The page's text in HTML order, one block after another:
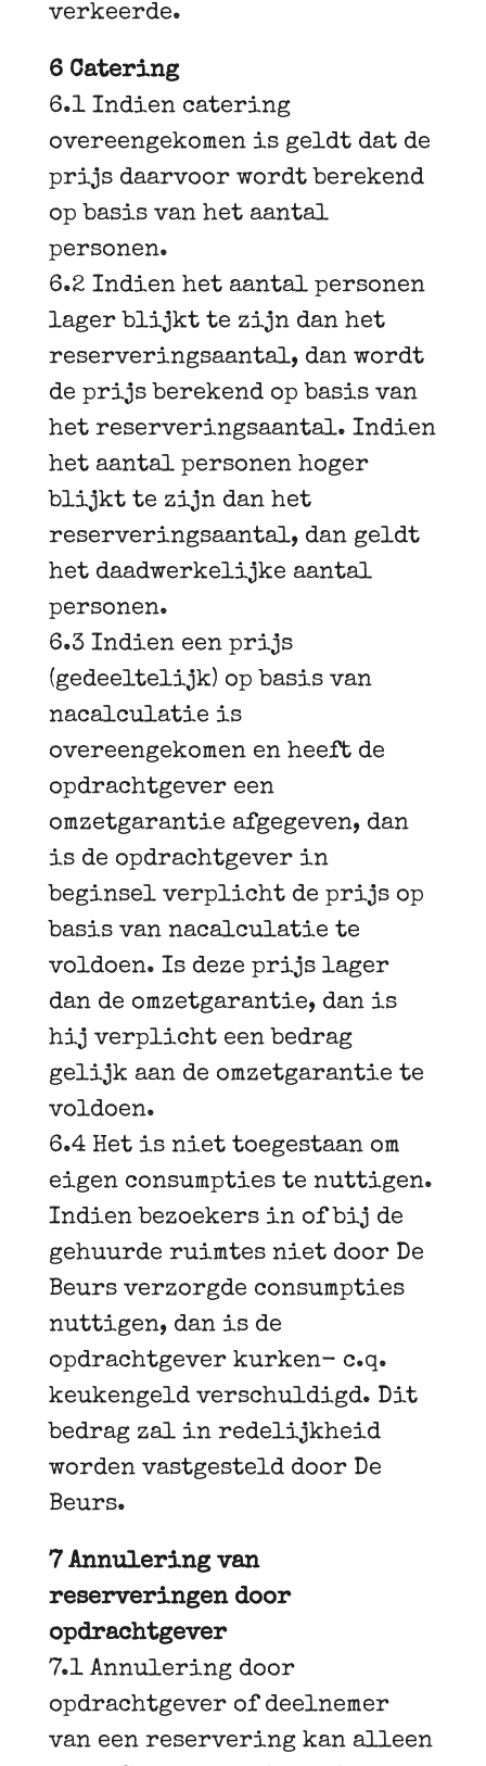
verkeerde.
6 Catering
6.1 Indien catering
overeengekomen is geldt dat de
prijs daarvoor wordt berekend
op basis van het aantal
personen.
6.2 Indien het aantal personen
lager blijkt te zijn dan het
reserveringsaantal, dan wordt
de prijs berekend op basis van
het reserveringsaantal. Indien
het aantal personen hoger
blijkt te zijn dan het
reserveringsaantal, dan geldt
het daadwerkelijke aantal
personen.
6.3 Indien een prijs
(gedeeltelijk) op basis van
nacalculatie is
overeengekomen en heeft de
opdrachtgever een
omzetgarantie afgegeven, dan
is de opdrachtgever in
beginsel verplicht de prijs op
basis van nacalculatie te
voldoen. Is deze prijs lager
dan de omzetgarantie, dan is
hij verplicht een bedrag
gelijk aan de omzetgarantie te
voldoen.
6.4 Het is niet toegestaan om
eigen consumpties te nuttigen.
Indien bezoekers in of bij de
gehuurde ruimtes niet door De
Beurs verzorgde consumpties
nuttigen, dan is de
opdrachtgever kurken- c.q.
keukengeld verschuldigd. Dit
bedrag zal in redelijkheid
worden vastgesteld door De
Beurs.
7 Annulering van
reserveringen door
opdrachtgever
7.1 Annulering door
opdrachtgever of deelnemer
van een reservering kan alleen